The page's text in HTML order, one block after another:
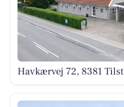
Havkærvej 72, 8381 Tilst